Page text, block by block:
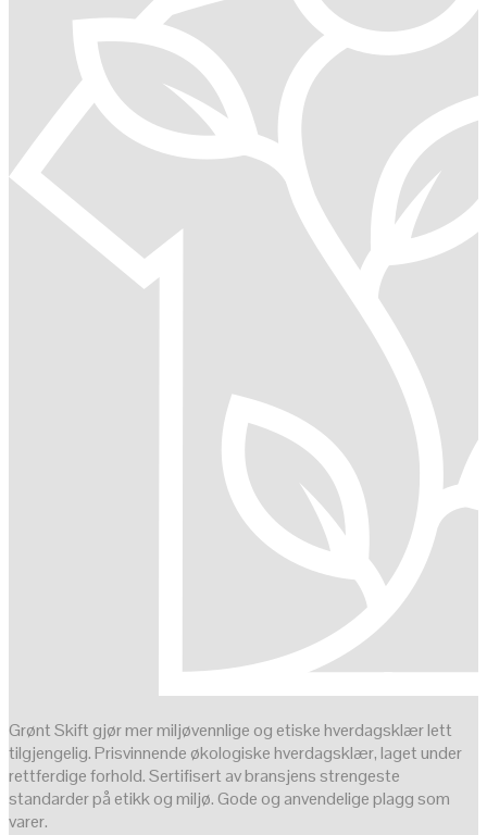
Grønt Skift gjør mer miljøvennlige og etiske hverdagsklær lett
tilgjengelig. Prisvinnende økologiske hverdagsklær, laget under
rettferdige forhold. Sertifisert av bransjens strengeste
standarder på etikk og miljø. Gode og anvendelige plagg som
varer.